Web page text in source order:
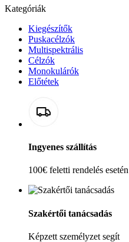
Kategóriák
Kiegészítők
Puskacélzók
Multispektrális
Célzók
Monokulárók
Előtétek
Ingyenes szállítás
100€ feletti rendelés esetén
Szakértői tanácsadás
Képzett személyzet segít